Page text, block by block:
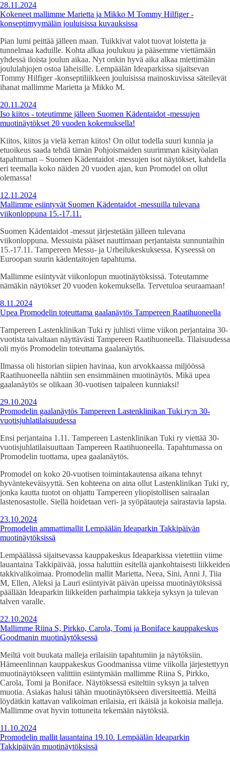
28.11.2024
Kokeneet mallimme Marietta ja Mikko M Tommy Hilfiger -
konseptimyymälän jouluisissa kuvauksissa
Pian lumi peittää jälleen maan. Tuikkivat valot tuovat loistetta ja
tunnelmaa kaduille. Kohta alkaa joulukuu ja pääsemme viettämään
yhdessä iloista joulun aikaa. Nyt onkin hyvä aika alkaa miettimään
joululahjojen ostoa läheisille. Lempäälän Ideaparkissa sijaitsevan
Tommy Hilfiger -konseptiliikkeen jouluisissa mainoskuvissa säteilevät
ihanat mallimme Marietta ja Mikko M.
20.11.2024
Iso kiitos - toteutimme jälleen Suomen Kädentaidot -messujen
muotinäytökset 20 vuoden kokemuksella!
Kiitos, kiitos ja vielä kerran kiitos! On ollut todella suuri kunnia ja
etuoikeus saada tehdä tämän Pohjoismaiden suurimman käsityöalan
tapahtuman – Suomen Kädentaidot -messujen isot näytökset, kahdella
eri teemalla koko näiden 20 vuoden ajan, kun Promodel on ollut
olemassa!
12.11.2024
Mallimme esiintyvät Suomen Kädentaidot -messuilla tulevana
viikonloppuna 15.-17.11.
Suomen Kädentaidot -messut järjestetään jälleen tulevana
viikonloppuna. Messuista pääset nauttimaan perjantaista sunnuntaihin
15.-17.11. Tampereen Messu- ja Urheilukeskuksessa. Kyseessä on
Euroopan suurin kädentaitojen tapahtuma.
Mallimme esiintyvät viikonlopun muotinäytöksissä. Toteutamme
nämäkin näytökset 20 vuoden kokemuksella. Tervetuloa seuraamaan!
8.11.2024
Upea Promodelin toteuttama gaalanäytös Tampereen Raatihuoneella
Tampereen Lastenklinikan Tuki ry juhlisti viime viikon perjantaina 30-
vuotista taivaltaan näyttävästi Tampereen Raatihuoneella. Tilaisuudessa
oli myös Promodelin toteuttama gaalanäytös.
Ilmassa oli historian siipien havinaa, kun arvokkaassa miljöössä
Raatihuoneella nähtiin sen ensimmäinen muotinäytös. Mikä upea
gaalanäytös se olikaan 30-vuotisen taipaleen kunniaksi!
29.10.2024
Promodelin gaalanäytös Tampereen Lastenklinikan Tuki ry:n 30-
vuotisjuhlatilaisuudessa
Ensi perjantaina 1.11. Tampereen Lastenklinikan Tuki ry viettää 30-
vuotisjuhlatilaisuuttaan Tampereen Raatihuoneella. Tapahtumassa on
Promodelin tuottama, upea gaalanäytös.
Promodel on koko 20-vuotisen toimintakautensa aikana tehnyt
hyväntekeväisyyttä. Sen kohteena on aina ollut Lastenklinikan Tuki ry,
jonka kautta tuotot on ohjattu Tampereen yliopistollisen sairaalan
lastenosastolle. Siellä hoidetaan veri- ja syöpätauteja sairastavia lapsia.
23.10.2024
Promodelin ammattimallit Lempäälän Ideaparkin Takkipäivän
muotinäytöksissä
Lempäälässä sijaitsevassa kauppakeskus Ideaparkissa vietettiin viime
lauantaina Takkipäivää, jossa haluttiin esitellä ajankohtaisesti liikkeiden
takkivalikoimaa. Promodelin mallit Marietta, Neea, Sini, Anni J, Tiia
M, Ellen, Aleksi ja Lauri esiintyivät päivän upeissa muotinäytöksissä
päällään Ideaparkin liikkeiden parhaimpia takkeja syksyn ja tulevan
talven varalle.
22.10.2024
Mallimme Riina S, Pirkko, Carola, Tomi ja Boniface kauppakeskus
Goodmanin muotinäytöksessä
Meiltä voit buukata malleja erilaisiin tapahtumiin ja näytöksiin.
Hämeenlinnan kauppakeskus Goodmanissa viime viikolla järjestettyyn
muotinäytökseen valittiin esiintymään mallimme Riina S, Pirkko,
Carola, Tomi ja Boniface. Näytöksessä esiteltiin syksyn ja talven
muotia. Asiakas halusi tähän muotinäytökseen diversiteettiä. Meiltä
löydätkin kattavan valikoiman erilaisia, eri ikäisiä ja kokoisia malleja.
Mallimme ovat hyvin tottuneita tekemään näytöksiä.
11.10.2024
Promodelin mallit lauantaina 19.10. Lempäälän Ideaparkin
Takkipäivän muotinäytöksissä